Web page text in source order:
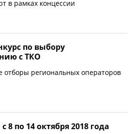
в рамках концессии
по выбору
с ТКО
отборы региональных операторов
по 14 октября 2018 года